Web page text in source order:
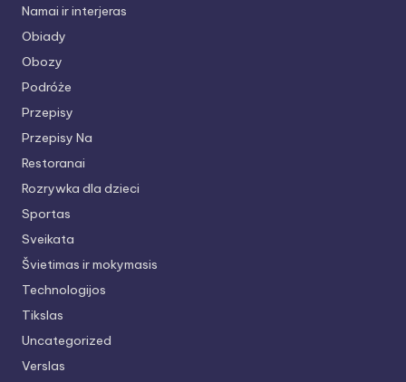
Namai ir interjeras
Obiady
Obozy
Podróże
Przepisy
Przepisy Na
Restoranai
Rozrywka dla dzieci
Sportas
Sveikata
Švietimas ir mokymasis
Technologijos
Tikslas
Uncategorized
Verslas